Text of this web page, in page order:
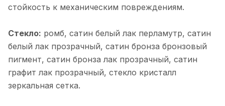
стойкость к механическим повреждениям.
Стекло: ромб, cатин белый лак перламутр, cатин
белый лак прозрачный, cатин бронза бронзовый
пигмент, cатин бронза лак прозрачный, cатин
графит лак прозрачный, cтекло кристалл
зеркальная сетка.